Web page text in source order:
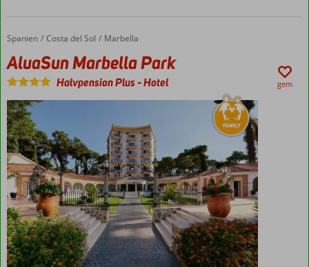
med
pools
Godt til
familieferie
for
halvpension
eller All
Inclusive
Forside
Spanien Costa del Sol Marbella
AluaSun Marbella Park
AluaSun Marbella Park
Halvpension Plus-Hotel gem